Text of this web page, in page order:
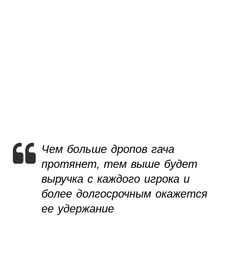
Чем больше дропов гача
протянет, тем выше будет
выручка с каждого игрока и
более долгосрочным окажется
ее удержание